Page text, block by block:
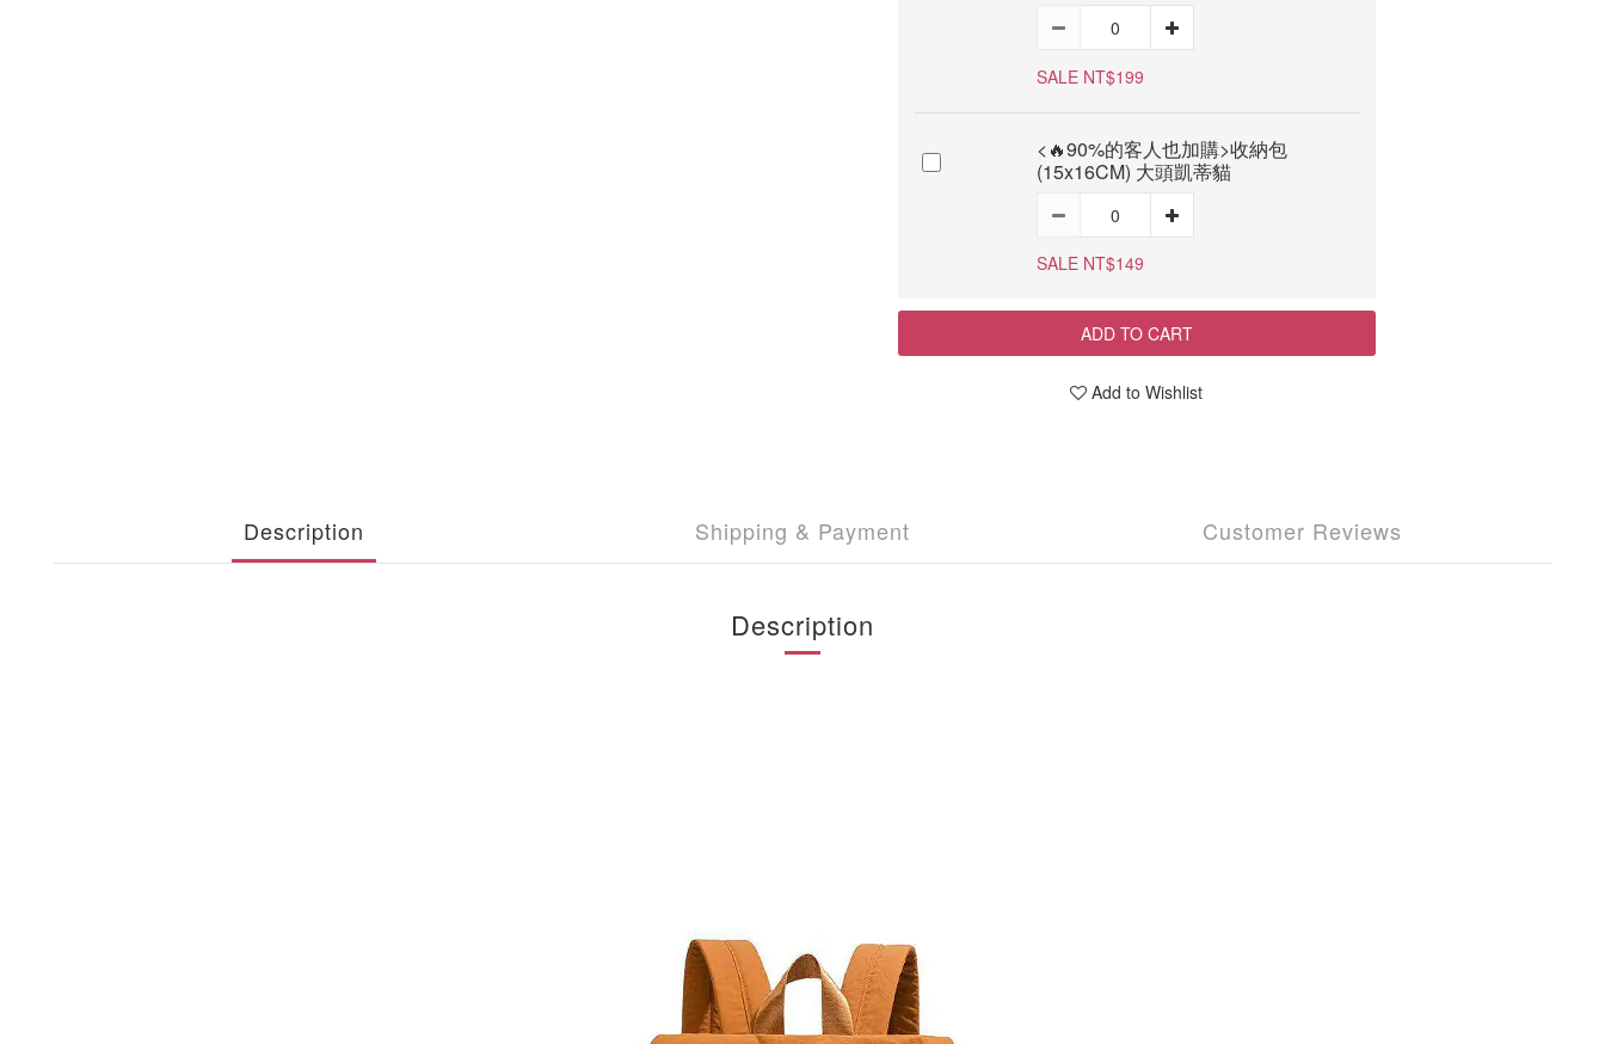
SALE NT$199
<🔥90%的客人也加購>收納包
(15x16CM) 大頭凱蒂貓
SALE NT$149
ADD TO CART
Add to Wishlist
Description Shipping & Payment Customer Reviews
Description